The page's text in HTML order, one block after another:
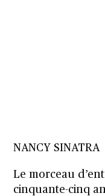
NANCY SINATRA
Le morceau
cinquante-cinq